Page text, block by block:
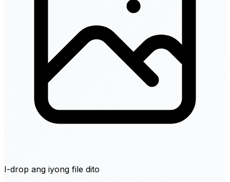
I-drop ang iyong file dito